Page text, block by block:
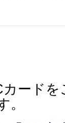
カード
。